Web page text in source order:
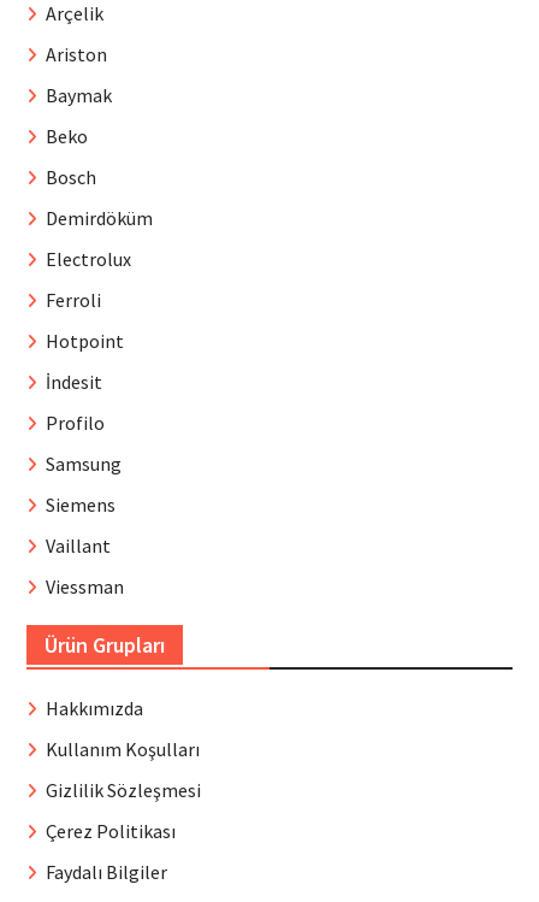
Arçelik
Ariston
Baymak
Beko
Bosch
Demirdöküm
Electrolux
Ferroli
Hotpoint
İndesit
Profilo
Samsung
Siemens
Vaillant
Viessman
Ürün Grupları
Hakkımızda
Kullanım Koşulları
Gizlilik Sözleşmesi
Çerez Politikası
Faydalı Bilgiler